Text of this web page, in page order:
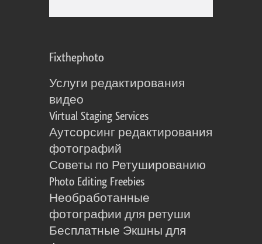
Fixthephoto
Услуги редактирования
видео
Virtual Staging Services
Аутсорсинг редактирования
фотографий
Советы по Ретушированию
Photo Editing Freebies
Необработанные
фотографии для ретуши
Бесплатные Экшны для